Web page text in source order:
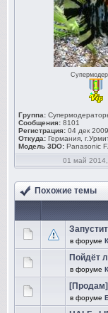
Группа:
Сообщения: 8101
Регистрация: 04 дек
Откуда: Германия,
Модель 3DO: Panasonic
01 май
Похожие темы
в форуме
Пойдёт
в форуме
в форуме